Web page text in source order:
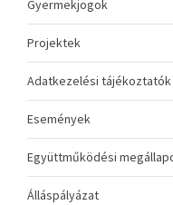
Gyermekjogok
Projektek
Adatkezelési tájékoztatók
Események
Együttműködési
Álláspályázat